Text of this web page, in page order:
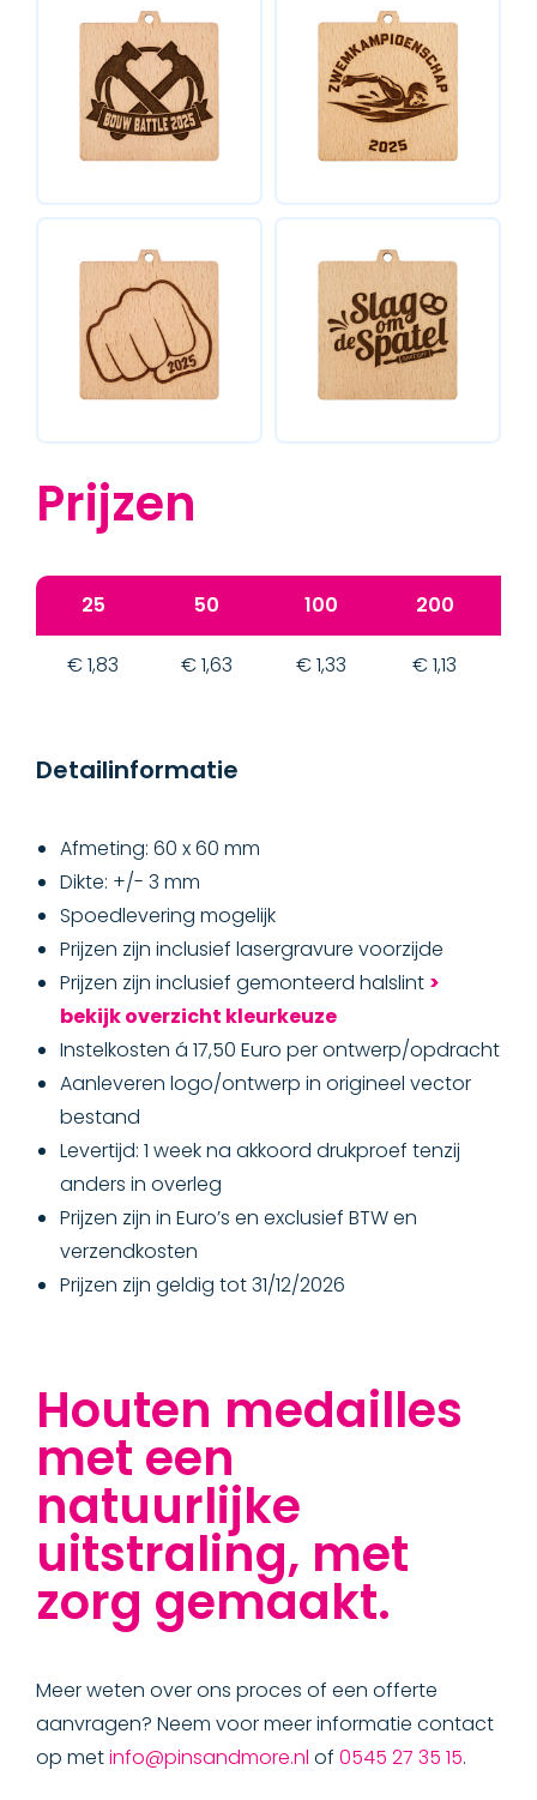
Prijzen
25 50 100 200
€ 1,83 € 1,63 € 1,33 € 1,13
Detailinformatie
Afmeting: 60 x 60 mm
Dikte: +/- 3 mm
Spoedlevering mogelijk
Prijzen zijn inclusief lasergravure voorzijde
Prijzen zijn inclusief gemonteerd halslint >
bekijk overzicht kleurkeuze
Instelkosten á 17,50 Euro per ontwerp/opdracht
Aanleveren logo/ontwerp in origineel vector
bestand
Levertijd: 1 week na akkoord drukproef tenzij
anders in overleg
Prijzen zijn in Euro’s en exclusief BTW en
verzendkosten
Prijzen zijn geldig tot 31/12/2026
Houten medailles
met een
natuurlijke
uitstraling, met
zorg gemaakt.
Meer weten over ons proces of een offerte
aanvragen? Neem voor meer informatie contact
op metinfo@pinsandmore.nl of 0545 27 35 15.